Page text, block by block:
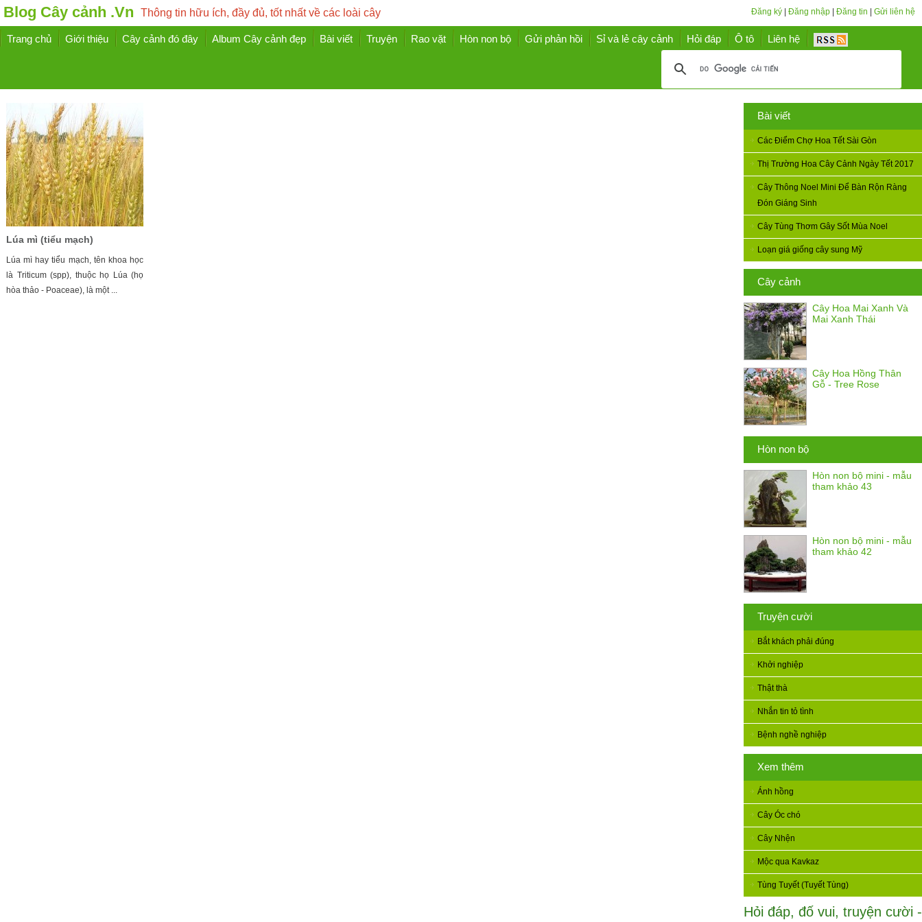
Blog Cây cảnh .Vn Thông tin hữu ích, đầy đủ, tốt nhất về các loài cây Đăng ký Đăng nhập Đăng tin Gửi liên hệ
Trang chủ Giới thiệu Cây cảnh đó đây Album Cây cảnh đẹp Bài viết Truyện Rao vặt Hòn non bộ Gửi phản hồi Sỉ và lẻ cây cảnh Hỏi đáp Ô tô Liên hệ
Bài viết
Các Điểm Chợ Hoa Tết Sài Gòn
Thị Trường Hoa Cây Cảnh Ngày Tết 2017
Cây Thông Noel Mini Để Bàn Rộn Ràng
Đón Giáng Sinh
Cây Tùng Thơm Gây Sốt Mùa Noel
Loạn giá giống cây sung Mỹ
Cây cảnh
Cây Hoa Mai Xanh Và
Mai Xanh Thái
Cây Hoa Hồng Thân
Gỗ - Tree Rose
Hòn non bộ
Hòn non bộ mini - mẫu
tham khảo 43
Hòn non bộ mini - mẫu
tham khảo 42
Truyện cười
Bắt khách phải đúng
Khởi nghiệp
Thật thà
Nhắn tin tỏ tình
Bệnh nghề nghiệp
Xem thêm
Ánh hồng
Cây Óc chó
Cây Nhện
Mộc qua Kavkaz
Tùng Tuyết (Tuyết Tùng)
Hỏi đáp, đố vui, truyện cười -
Lúa mì (tiểu mạch)
Lúa mì hay tiểu mạch, tên khoa học
là Triticum (spp), thuộc họ Lúa (họ
hòa thảo - Poaceae), là một ...